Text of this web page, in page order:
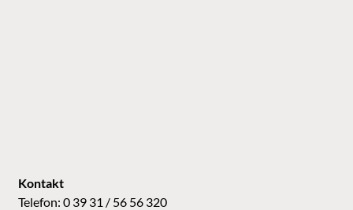
Kontakt
Telefon: 0 39 31 / 56 56 320